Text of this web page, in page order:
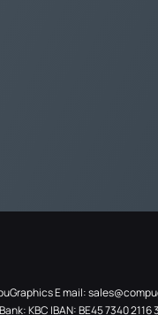
E mail:
KBC IBAN: BE45 7340 2116